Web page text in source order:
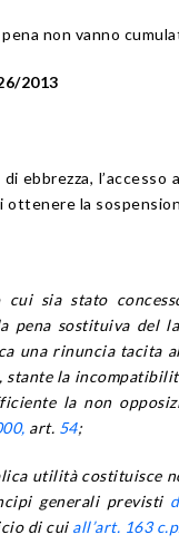
non vanno
2013
ebbrezza,
la
sia stato
pena sostituiva del
una rinuncia tacita
stante la
la non
art. 54;
utilità costituisce
generali previsti
di cui all’art. 163